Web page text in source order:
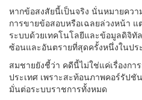
หากข้อสงสัยนี้เป็นจริง นั่นหมายควา
การขายข้อสอบหรือเฉลยล่วงหน้า
ระบบด้วยเทคโนโลยีและข้อมูลดิจิทั
ซ้อนและอันตรายที่สุดครั้งหนึ่งในปร
สมชายยังชี้ว่า คดีนี้ไม่ใช่แค่เรื่องกา
ประเทศ เพราะสะท้อนภาพคอร์รัปชั
มั่นต่อระบบราชการทั้งหมด